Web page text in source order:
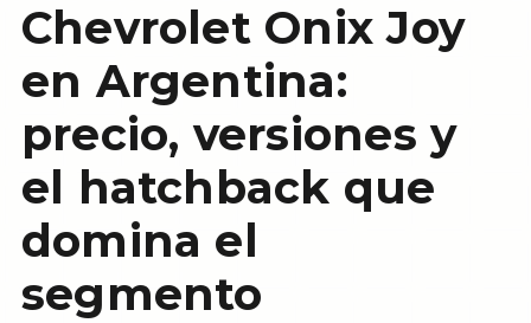
Chevrolet Onix Joy
en Argentina:
precio, versiones y
el hatchback que
domina el
segmento